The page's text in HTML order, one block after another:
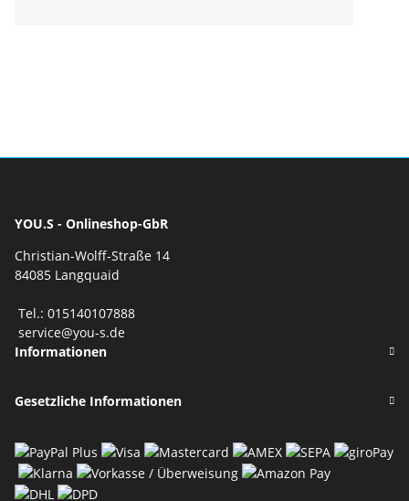
YOU.S - Onlineshop-GbR
Christian-Wolff-Straße 14
84085 Langquaid
Tel.: 015140107888
service@you-s.de
Informationen
Gesetzliche Informationen